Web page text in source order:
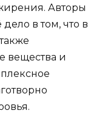
Авторы
в том, что в
вещества и